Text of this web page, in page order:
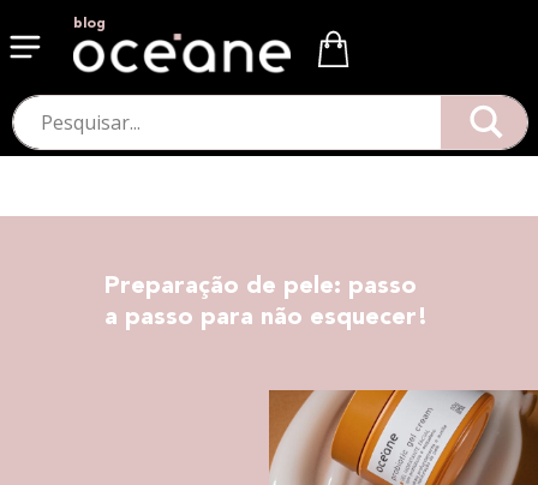
blog
Preparação de pele: passo
a passo para não esquecer!